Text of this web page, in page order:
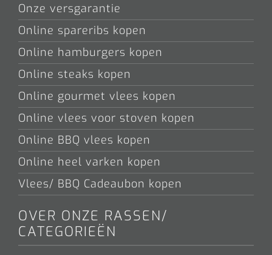
Onze versgarantie
Online spareribs kopen
Online hamburgers kopen
Online steaks kopen
Online gourmet vlees kopen
Online vlees voor stoven kopen
Online BBQ vlees kopen
Online heel varken kopen
Vlees/ BBQ Cadeaubon kopen
OVER ONZE RASSEN/
CATEGORIEËN